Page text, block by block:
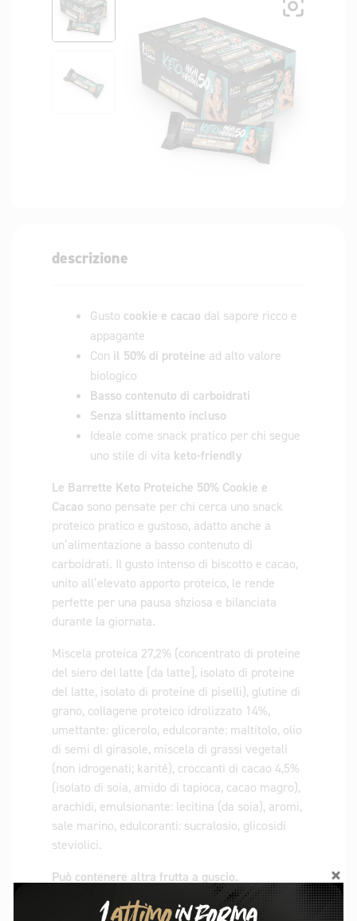
descrizione
Gusto cookie e cacao dal sapore ricco e
appagante
Con il 50% di proteine ​​ad alto valore
biologico
Basso contenuto di carboidrati
Senza slittamento incluso
Ideale come snack pratico per chi segue
uno stile di vita keto-friendly
Le Barrette Keto Proteiche 50% Cookie e
Cacao sono pensate per chi cerca uno snack
proteico pratico e gustoso, adatto anche a
un’alimentazione a basso contenuto di
carboidrati. Il gusto intenso di biscotto e cacao,
unito all’elevato apporto proteico, le rende
perfette per una pausa sfiziosa e bilanciata
durante la giornata.
Miscela proteica 27,2% (concentrato di proteine ​​
del siero del latte [da latte], isolato di proteine ​​
del latte, isolato di proteine ​​di piselli), glutine di
grano, collagene proteico idrolizzato 14%,
umettante: glicerolo, edulcorante: maltitolo, olio
di semi di girasole, miscela di grassi vegetali
(non idrogenati; karité), croccanti di cacao 4,5%
(isolato di soia, amido di tapioca, cacao magro),
arachidi, emulsionante: lecitina (da soia), aromi,
sale marino, edulcoranti: sucralosio, glicosidi
steviolici.
Può contenere altra frutta a guscio.